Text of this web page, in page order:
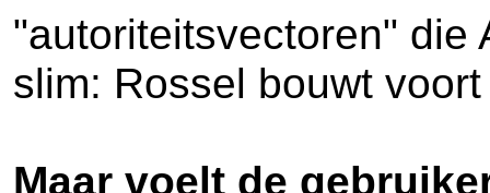
"autoriteitsvectoren" die
slim: Rossel bouwt
Maar voelt de